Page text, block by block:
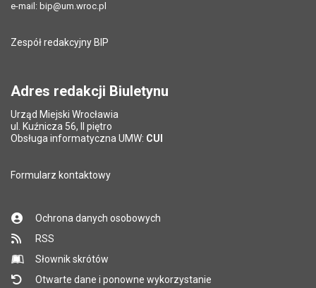
Adres e-mail znajomego
Pytanie antyspamowe
*
Pole wymagane
e-mail: bip@um.wroc.pl
Zespół redakcyjny BIP
Adres redakcji Biuletynu
Urząd Miejski Wrocławia
ul. Kuźnicza 56, II piętro
Obsługa informatyczna UMW: CUI
Formularz kontaktowy
Ochrona danych osobowych
RSS
Słownik skrótów
Otwarte dane i ponowne wykorzystanie